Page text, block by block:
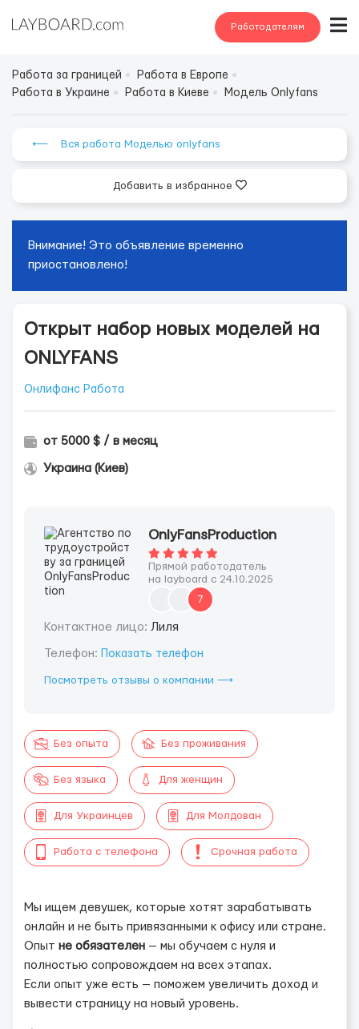
Работодателям
Работа за границей
Работа в Европе
Работа в Украине
Работа в Киеве Модель Onlyfans
⟵ Вся работа Моделью onlyfans
Добавить в избранное
Внимание! Это объявление временно
приостановлено!
Открыт набор новых моделей на
ONLYFANS
Онлифанс Работа
от 5000 $ / в месяц
Украина (Киев)
OnlyFansProduction
Прямой работодатель
на layboard с 24.10.2025
7
Контактное лицо: Лиля
Телефон: Показать телефон
Посмотреть отзывы о компании ⟶
Без опыта Без проживания
Без языка Для женщин
Для Украинцев Для Молдован
Работа с телефона Срочная работа
Мы ищем девушек, которые хотят зарабатывать
онлайн и не быть привязанными к офису или стране.
Опыт не обязателен — мы обучаем с нуля и
полностью сопровождаем на всех этапах.
Если опыт уже есть — поможем увеличить доход и
вывести страницу на новый уровень.